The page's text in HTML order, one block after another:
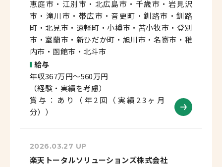
恵庭市・江別市・北広島市・千歳市・岩見沢
市・滝川市・帯広市・音更町・釧路市・釧路
町・北見市・遠軽町・小樽市・苫小牧市・登別
市・室蘭市・新ひだか町・旭川市・名寄市・稚
内市・函館市・北斗市
給与
年収367万円～560万円
（経験・実績を考慮）
賞与：あり（年2回（実績2.3ヶ月
分））
2026.03.27 UP
楽天トータルソリューションズ株式会社